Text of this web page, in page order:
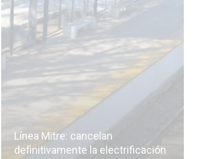
Línea Mitre: cancelan
definitivamente la electrificación